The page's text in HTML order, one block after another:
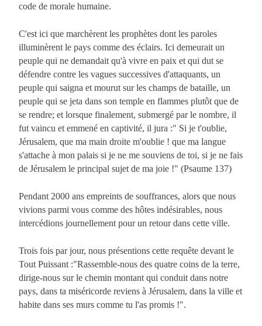
code de morale humaine.
C'est ici que marchèrent les prophètes dont les paroles
illuminèrent le pays comme des éclairs. Ici demeurait un
peuple qui ne demandait qu'à vivre en paix et qui dut se
défendre contre les vagues successives d'attaquants, un
peuple qui saigna et mourut sur les champs de bataille, un
peuple qui se jeta dans son temple en flammes plutôt que de
se rendre; et lorsque finalement, submergé par le nombre, il
fut vaincu et emmené en captivité, il jura :" Si je t'oublie,
Jérusalem, que ma main droite m'oublie ! que ma langue
s'attache à mon palais si je ne me souviens de toi, si je ne fais
de Jérusalem le principal sujet de ma joie !" (Psaume 137)
Pendant 2000 ans empreints de souffrances, alors que nous
vivions parmi vous comme des hôtes indésirables, nous
intercédions journellement pour un retour dans cette ville.
Trois fois par jour, nous présentions cette requête devant le
Tout Puissant :"Rassemble-nous des quatre coins de la terre,
dirige-nous sur le chemin montant qui conduit dans notre
pays, dans ta miséricorde reviens à Jérusalem, dans la ville et
habite dans ses murs comme tu l'as promis !".